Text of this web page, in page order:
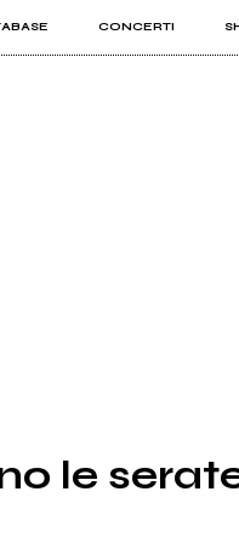
CONCERTI
PRO
le